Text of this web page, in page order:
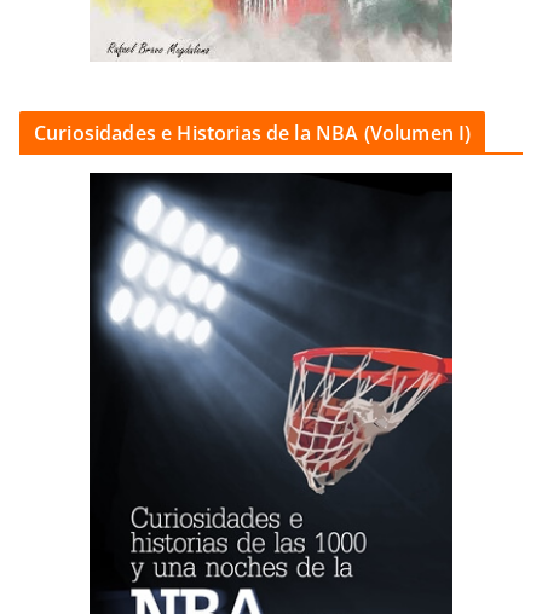
Curiosidades e Historias de la NBA (Volumen I)